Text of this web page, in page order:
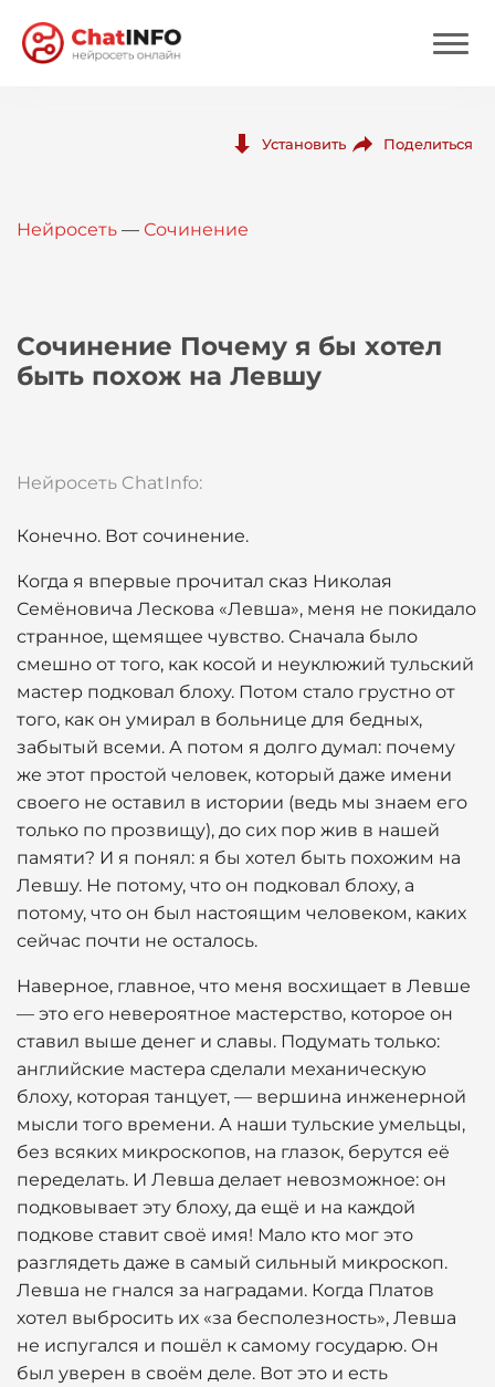
Вход
Установить Поделиться
Нейросеть — Сочинение
Сочинение Почему я бы хотел
быть похож на Левшу
Нейросеть ChatInfo:
Конечно. Вот сочинение.
Когда я впервые прочитал сказ Николая
Семёновича Лескова «Левша», меня не покидало
странное, щемящее чувство. Сначала было
смешно от того, как косой и неуклюжий тульский
мастер подковал блоху. Потом стало грустно от
того, как он умирал в больнице для бедных,
забытый всеми. А потом я долго думал: почему
же этот простой человек, который даже имени
своего не оставил в истории (ведь мы знаем его
только по прозвищу), до сих пор жив в нашей
памяти? И я понял: я бы хотел быть похожим на
Левшу. Не потому, что он подковал блоху, а
потому, что он был настоящим человеком, каких
сейчас почти не осталось.
Наверное, главное, что меня восхищает в Левше
— это его невероятное мастерство, которое он
ставил выше денег и славы. Подумать только:
английские мастера сделали механическую
блоху, которая танцует, — вершина инженерной
мысли того времени. А наши тульские умельцы,
без всяких микроскопов, на глазок, берутся её
переделать. И Левша делает невозможное: он
подковывает эту блоху, да ещё и на каждой
подкове ставит своё имя! Мало кто мог это
разглядеть даже в самый сильный микроскоп.
Левша не гнался за наградами. Когда Платов
хотел выбросить их «за бесполезность», Левша
не испугался и пошёл к самому государю. Он
был уверен в своём деле. Вот это и есть